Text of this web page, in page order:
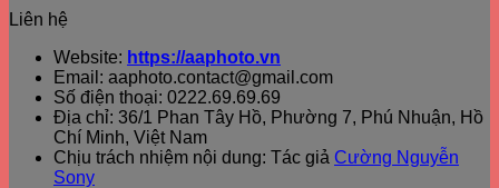
Liên hệ
Website: https://aaphoto.vn
Email: aaphoto.contact@gmail.com
Số điện thoại: 0222.69.69.69
Địa chỉ: 36/1 Phan Tây Hồ, Phường 7, Phú Nhuận, Hồ
Chí Minh, Việt Nam
Chịu trách nhiệm nội dung: Tác giả Cường Nguyễn
Sony